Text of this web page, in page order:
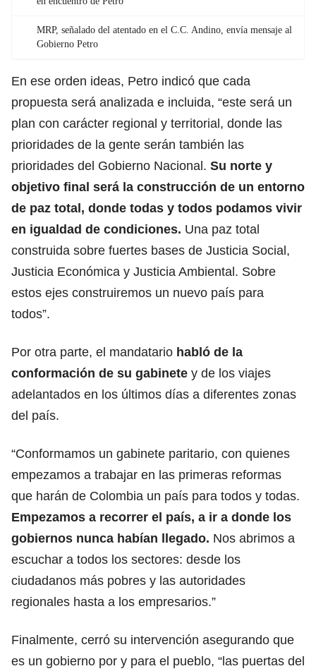
MRP, señalado del atentado en el C.C. Andino, envía mensaje al
Gobierno Petro
En ese orden ideas, Petro indicó que cada
propuesta será analizada e incluida, “este será un
plan con carácter regional y territorial, donde las
prioridades de la gente serán también las
prioridades del Gobierno Nacional. Su norte y
objetivo final será la construcción de un entorno
de paz total, donde todas y todos podamos vivir
en igualdad de condiciones. Una paz total
construida sobre fuertes bases de Justicia Social,
Justicia Económica y Justicia Ambiental. Sobre
estos ejes construiremos un nuevo país para
todos”.
Por otra parte, el mandatario habló de la
conformación de su gabinete y de los viajes
adelantados en los últimos días a diferentes zonas
del país.
“Conformamos un gabinete paritario, con quienes
empezamos a trabajar en las primeras reformas
que harán de Colombia un país para todos y todas.
Empezamos a recorrer el país, a ir a donde los
gobiernos nunca habían llegado. Nos abrimos a
escuchar a todos los sectores: desde los
ciudadanos más pobres y las autoridades
regionales hasta a los empresarios.”
Finalmente, cerró su intervención asegurando que
es un gobierno por y para el pueblo, “las puertas del